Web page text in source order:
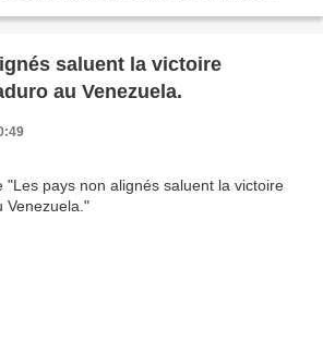
saluent la victoire
au Venezuela.